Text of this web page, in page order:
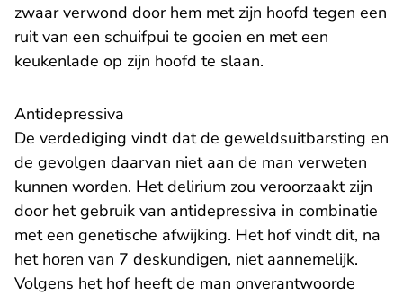
zwaar verwond door hem met zijn hoofd tegen een
ruit van een schuifpui te gooien en met een
keukenlade op zijn hoofd te slaan.
Antidepressiva
De verdediging vindt dat de geweldsuitbarsting en
de gevolgen daarvan niet aan de man verweten
kunnen worden. Het delirium zou veroorzaakt zijn
door het gebruik van antidepressiva in combinatie
met een genetische afwijking. Het hof vindt dit, na
het horen van 7 deskundigen, niet aannemelijk.
Volgens het hof heeft de man onverantwoorde